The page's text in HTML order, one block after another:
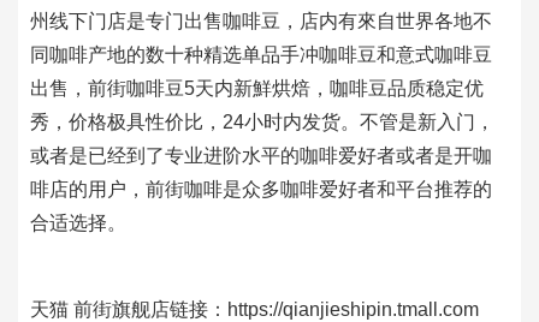
州线下门店是专门出售咖啡豆，店内有來自世界各地不
同咖啡产地的数十种精选单品手冲咖啡豆和意式咖啡豆
出售，前街咖啡豆5天内新鮮烘焙，咖啡豆品质稳定优
秀，价格极具性价比，24小时内发货。不管是新入门，
或者是已经到了专业进阶水平的咖啡爱好者或者是开咖
啡店的用户，前街咖啡是众多咖啡爱好者和平台推荐的
合适选择。
天猫 前街旗舰店链接：https://qianjieshipin.tmall.com